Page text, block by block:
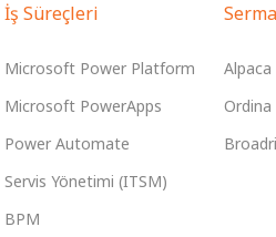
İş Süreçleri
Microsoft Power Platform
Microsoft PowerApps
Power Automate
Servis Yönetimi (ITSM)
BPM
Alpaca
Ordina